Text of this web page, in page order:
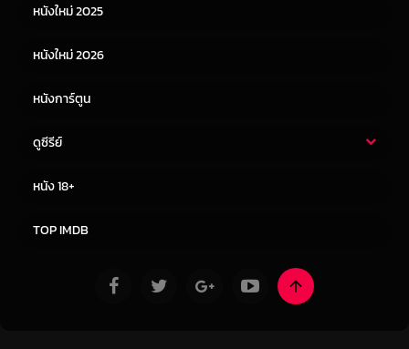
หนังจีน
หนังใหม่ 2025
หนังใหม่ 2026
หนังการ์ตูน
ดูซีรีย์
หนัง 18+
TOP IMDB